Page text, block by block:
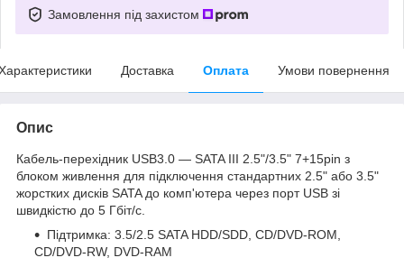
Замовлення під захистом
Доставка Оплата Умови повернення
Опис
Кабель-перехідник USB3.0 — SATA III 2.5"/3.5" 7+15pin з
блоком живлення для підключення стандартних 2.5" або 3.5"
жорстких дисків SATA до комп'ютера через порт USB зі
швидкістю до 5 Гбіт/с.
Підтримка: 3.5/2.5 SATA HDD/SDD, CD/DVD-ROM,
CD/DVD-RW, DVD-RAM